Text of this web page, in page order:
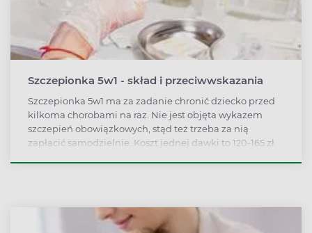
Szczepionka 5w1 - skład i przeciwwskazania
Szczepionka 5w1 ma za zadanie chronić dziecko przed
kilkoma chorobami na raz. Nie jest objęta wykazem
szczepień obowiązkowych, stąd też trzeba za nią
zapłacić samodzielnie. Koszt jednej dawki to 120-165 zł.